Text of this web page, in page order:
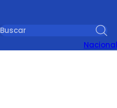
Nacional